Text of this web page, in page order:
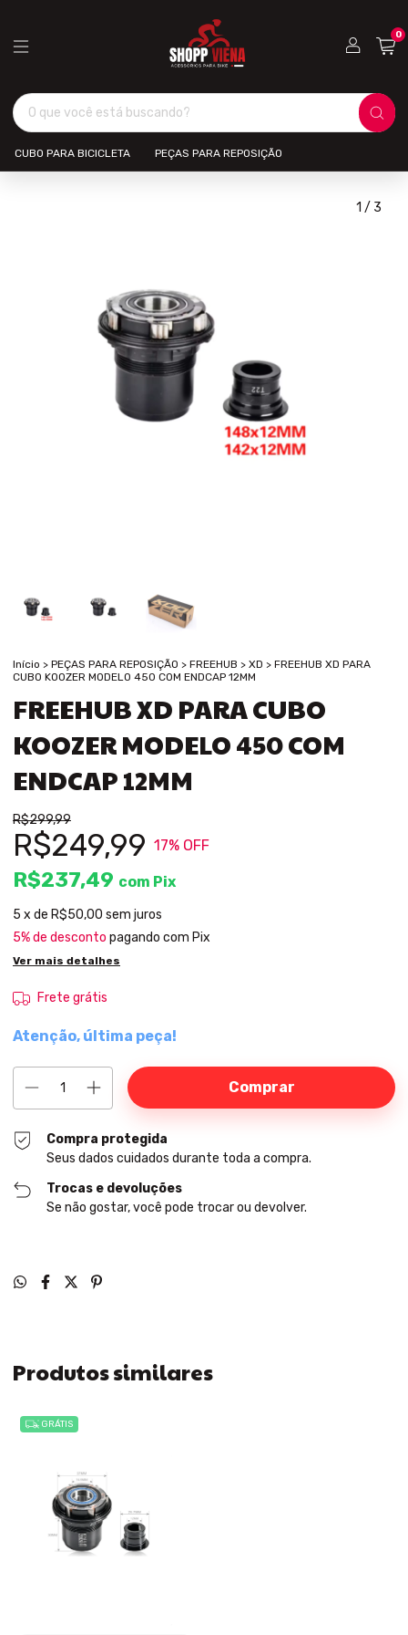
0
CUBO PARA BICICLETA PEÇAS PARA REPOSIÇÃO
1 / 3
Início > PEÇAS PARA REPOSIÇÃO > FREEHUB > XD > FREEHUB XD PARA
CUBO KOOZER MODELO 450 COM ENDCAP 12MM
FREEHUB XD PARA CUBO
KOOZER MODELO 450 COM
ENDCAP 12MM
R$299,99
R$249,99 17% OFF
R$237,49 com Pix
5 x de R$50,00 sem juros
5% de desconto pagando com Pix
Ver mais detalhes
Frete grátis
Atenção, última peça!
Compra protegida
Seus dados cuidados durante toda a compra.
Trocas e devoluções
Se não gostar, você pode trocar ou devolver.
Produtos similares
GRÁTIS